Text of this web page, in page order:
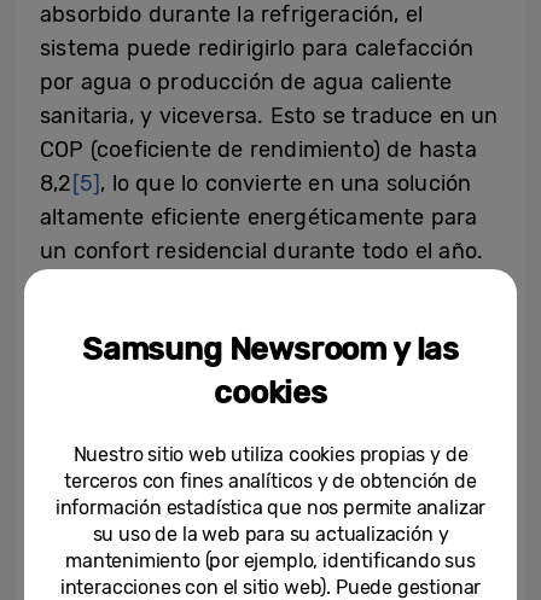
absorbido durante la refrigeración, el
sistema puede redirigirlo para calefacción
por agua o producción de agua caliente
sanitaria, y viceversa. Esto se traduce en un
COP (coeficiente de rendimiento) de hasta
8,2 [5], lo que lo convierte en una solución
altamente eficiente energéticamente para
un confort residencial durante todo el año.
Refuerzo de soluciones de climatización
para diversas necesidades comerciales
amplia gama de soluciones de climatización
comercial, que incluyen sistemas DVM y
unidades Chiller adaptadas a distintos tipos
de edificios.
Samsung Newsroom y las
cookies
Nuestro sitio web utiliza cookies propias y de
terceros con fines analíticos y de obtención de
información estadística que nos permite analizar
su uso de la web para su actualización y
mantenimiento (por ejemplo, identificando sus
interacciones con el sitio web). Puede gestionar